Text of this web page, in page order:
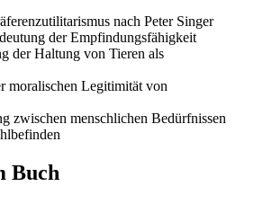
nach Peter Singer
der Empfindungsfähigkeit
der Haltung von Tieren als
moralischen Legitimität von
zwischen menschlichen Bedürfnissen
Buch